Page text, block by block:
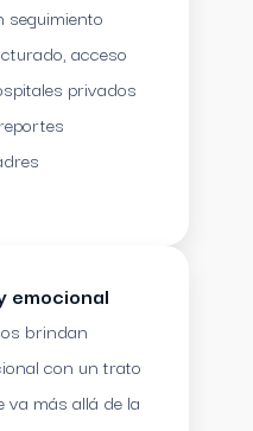
seguimiento
acceso
privados
emocional
brindan
con un trato
va más allá de la